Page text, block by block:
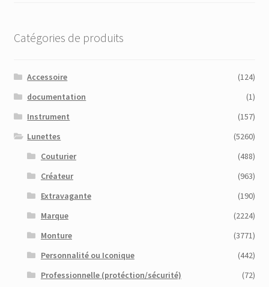
Catégories de produits
Accessoire
(124)
documentation
(1)
Instrument
(157)
Lunettes
(5260)
Couturier
(488)
Créateur
(963)
Extravagante
(190)
Marque
(2224)
Monture
(3771)
Personnalité ou Iconique
(442)
Professionnelle (protéction/sécurité)
(72)